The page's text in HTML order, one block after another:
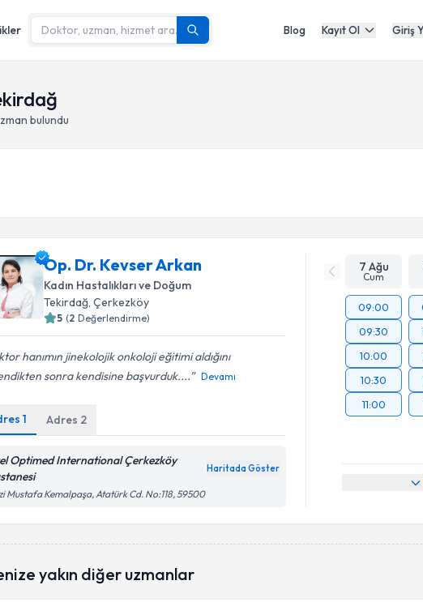
Blog Kayıt Ol Giriş
bulundu
Op. Dr. Kevser Arkan
Kadın Hastalıkları ve Doğum
Tekirdağ, Çerkezköy
5 (2 Değerlendirme)
hanımın jinekolojik onkoloji eğitimi aldığını
sonra kendisine başvurduk....
Devamı
1 Adres 2
Optimed International Çerkezköy
Haritada Göster
Mustafa Kemalpaşa, Atatürk Cd. No:118, 59500
7 Ağu
Cum
09:00
09:30
10:00
10:30
11:00
yakın diğer uzmanlar